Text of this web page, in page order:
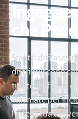
che
Smetti di
distribuiscono
tuo team fatica
chiamate per
l'intera tua